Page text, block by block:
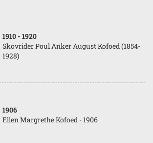
1910 - 1920
Skovrider Poul Anker August Kofoed (1854-
1928)
1906
Ellen Margrethe Kofoed - 1906